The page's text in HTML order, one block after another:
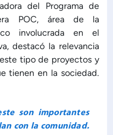
del Programa de
POC, área de la
involucrada en el
destacó la relevancia
tipo de proyectos y
tienen en la sociedad.
son importantes
con la comunidad.